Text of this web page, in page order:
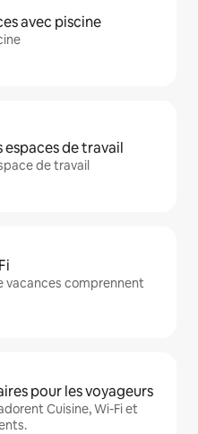
avec piscine
espaces de travail
de travail
vacances comprennent
pour les voyageurs
Cuisine, Wi-Fi et